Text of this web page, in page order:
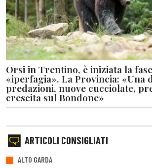
Orsi in Trentino, è iniziata la
«iperfagia». La Provincia: «Una
predazioni, nuove cucciolate,
crescita sul Bondone»
ARTICOLI CONSIGLIATI
ALTO GARDA